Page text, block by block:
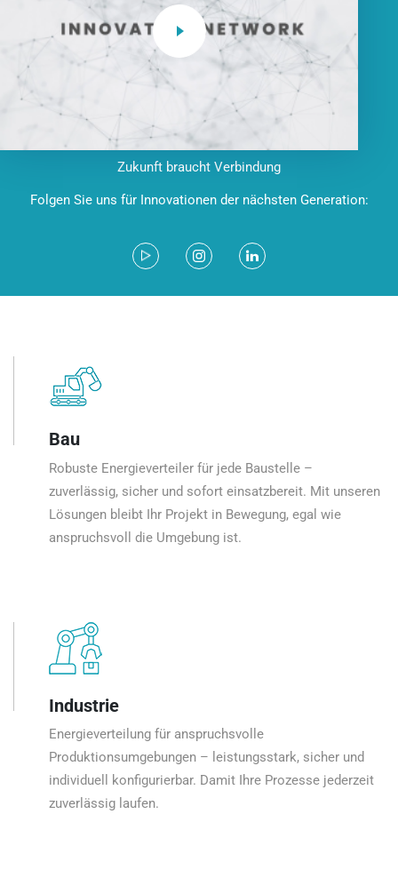
Zukunft braucht Verbindung
Folgen Sie uns für Innovationen der nächsten Generation:
Bau
Robuste Energieverteiler für jede Baustelle –
zuverlässig, sicher und sofort einsatzbereit. Mit unseren
Lösungen bleibt Ihr Projekt in Bewegung, egal wie
anspruchsvoll die Umgebung ist.
Industrie
Energieverteilung für anspruchsvolle
Produktionsumgebungen – leistungsstark, sicher und
individuell konfigurierbar. Damit Ihre Prozesse jederzeit
zuverlässig laufen.